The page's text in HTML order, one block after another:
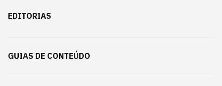
EDITORIAS
GUIAS DE CONTEÚDO